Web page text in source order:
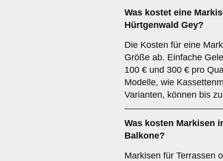
Was kostet eine
Hürtgenwald Gey?
Die Kosten für eine
Größe ab. Einfache
100 € und 300 € pro
Modelle, wie
Varianten, können bis
Was kosten Markisen
Balkone?
Markisen für Terrassen